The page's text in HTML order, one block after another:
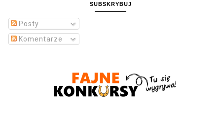
SUBSKRYBUJ
Posty
Komentarze